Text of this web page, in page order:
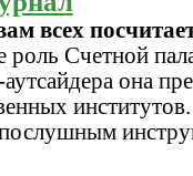
всех
Счетной
она
институтов.